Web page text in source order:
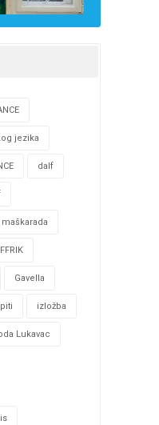
jezika
dalf
FFRIK
Gavella
izložba
Lukavac